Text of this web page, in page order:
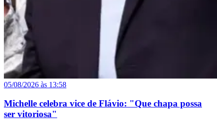
05/08/2026 às 13:58
Michelle celebra vice de Flávio: "Que chapa possa
ser vitoriosa"